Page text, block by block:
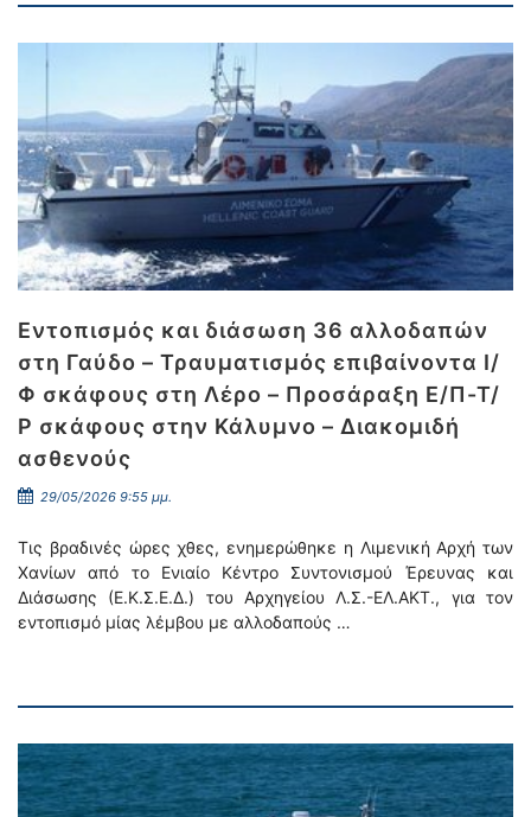
Εντοπισμός και διάσωση 36 αλλοδαπών
στη Γαύδο – Τραυματισμός επιβαίνοντα Ι/
Φ σκάφους στη Λέρο – Προσάραξη Ε/Π-Τ/
Ρ σκάφους στην Κάλυμνο – Διακομιδή
ασθενούς
29/05/2026 9:55 μμ.
Τις βραδινές ώρες χθες, ενημερώθηκε η Λιμενική Αρχή των
Χανίων από το Ενιαίο Κέντρο Συντονισμού Έρευνας και
Διάσωσης (Ε.Κ.Σ.Ε.Δ.) του Αρχηγείου Λ.Σ.-ΕΛ.ΑΚΤ., για τον
εντοπισμό μίας λέμβου με αλλοδαπούς …